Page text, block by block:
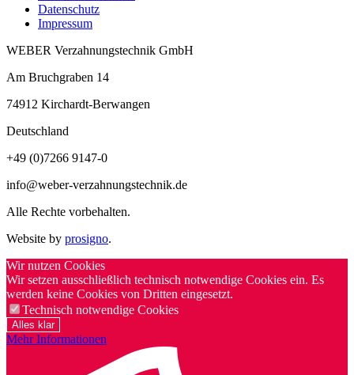
Datenschutz
Impressum
WEBER Verzahnungstechnik GmbH
Am Bruchgraben 14
74912 Kirchardt-Berwangen
Deutschland
+49 (0)7266 9147-0
info@weber-verzahnungstechnik.de
Alle Rechte vorbehalten.
Website by prosigno.
Wir nutzen Cookies
Wir setzen ausschließlich technisch notwendige Cookies ein. Es
werden keine Cookies von Dritten eingesetzt.
Technisch notwendige Cookies
Alles klar
Mehr Informationen